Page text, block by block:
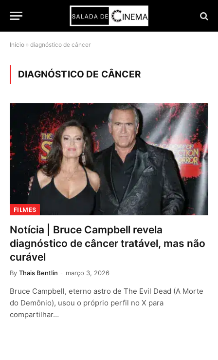
Início » diagnóstico de câncer
DIAGNÓSTICO DE CÂNCER
FILMES
Notícia | Bruce Campbell revela
diagnóstico de câncer tratável, mas não
curável
By Thais Bentlin março 3, 2026
Bruce Campbell, eterno astro de The Evil Dead (A Morte
do Demônio), usou o próprio perfil no X para
compartilhar…